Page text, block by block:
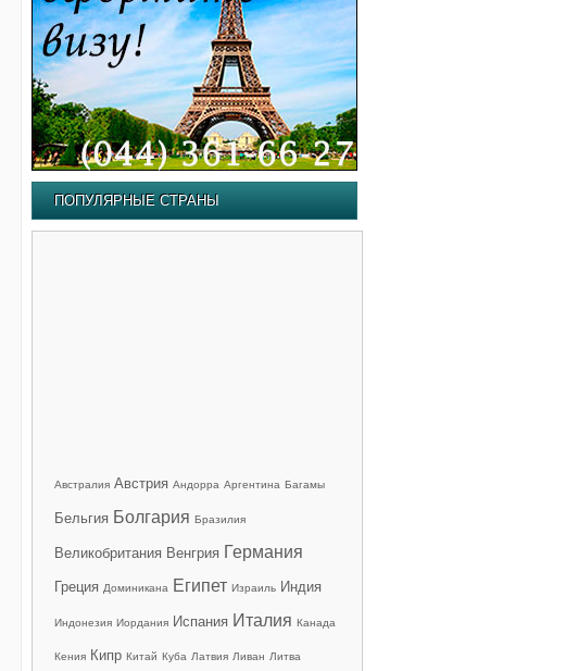
ПОПУЛЯРНЫЕ СТРАНЫ
Австралия Австрия Андорра Аргентина Багамы
Бельгия Болгария Бразилия
Великобритания Венгрия Германия
Греция Доминикана Египет Израиль Индия
Индонезия Иордания Испания Италия Канада
Кения Кипр Китай Куба Латвия Ливан Литва